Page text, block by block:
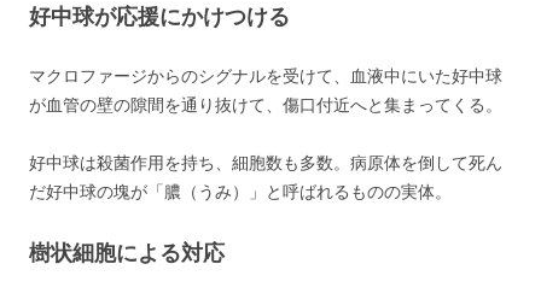
好中球が応援にかけつける
マクロファージからのシグナルを受けて、血液中にいた好中球
が血管の壁の隙間を通り抜けて、傷口付近へと集まってくる。
好中球は殺菌作用を持ち、細胞数も多数。病原体を倒して死ん
だ好中球の塊が「膿（うみ）」と呼ばれるものの実体。
樹状細胞による対応